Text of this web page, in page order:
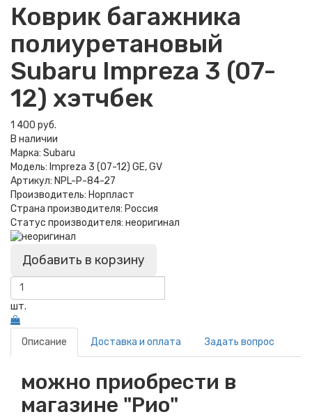
Коврик багажника
полиуретановый
Subaru Impreza 3 (07-
12) хэтчбек
1 400 руб.
В наличии
Марка: Subaru
Модель: Impreza 3 (07-12) GE, GV
Артикул: NPL-P-84-27
Производитель: Норпласт
Страна производителя: Россия
Статус производителя: неоригинал
Добавить в корзину
шт.
Описание Доставка и оплата Задать вопрос
можно приобрести в
магазине "Рио"